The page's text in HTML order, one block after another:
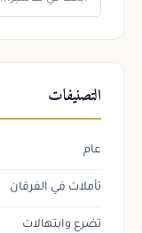
التصنيفات
عام
تأملات في الفرقان
تضرع وابتهالات